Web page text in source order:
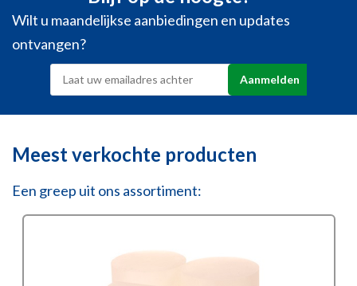
Wilt u maandelijkse aanbiedingen en updates
ontvangen?
Meest verkochte producten
Een greep uit ons assortiment: